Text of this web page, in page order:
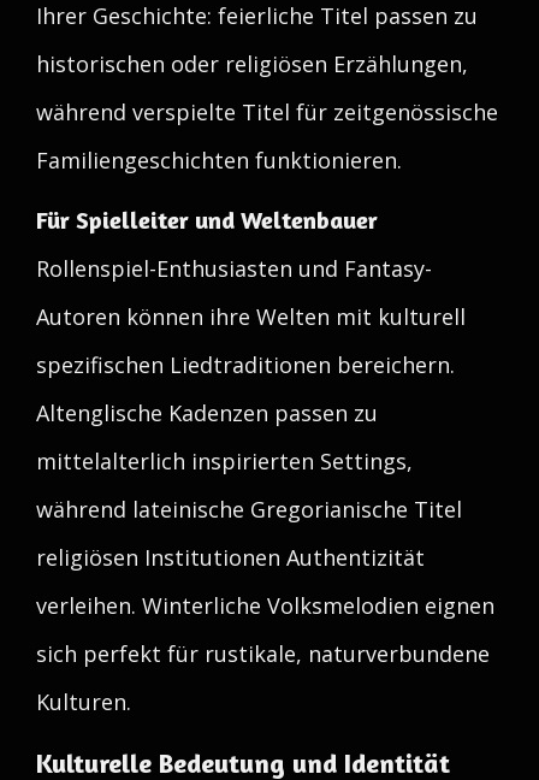
Ihrer Geschichte: feierliche Titel passen zu
historischen oder religiösen Erzählungen,
während verspielte Titel für zeitgenössische
Familiengeschichten funktionieren.
Für Spielleiter und Weltenbauer
Rollenspiel-Enthusiasten und Fantasy-
Autoren können ihre Welten mit kulturell
spezifischen Liedtraditionen bereichern.
Altenglische Kadenzen passen zu
mittelalterlich inspirierten Settings,
während lateinische Gregorianische Titel
religiösen Institutionen Authentizität
verleihen. Winterliche Volksmelodien eignen
sich perfekt für rustikale, naturverbundene
Kulturen.
Kulturelle Bedeutung und Identität